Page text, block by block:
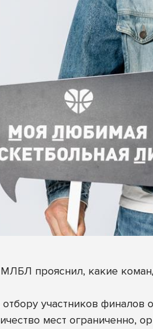
прояснил, какие
участников финалов
мест ограниченно,